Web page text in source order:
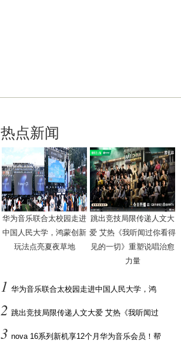
热点新闻
华为音乐联合太校园走进
中国人民大学，鸿蒙创新
玩法点亮夏夜草地
跳出竞技局限传递人文大
爱 艾热《我听闻过你看得
见的一切》重塑说唱治愈
力量
1 华为音乐联合太校园走进中国人民大学，鸿
2 跳出竞技局限传递人文大爱 艾热《我听闻过
3 nova 16系列新机享12个月华为音乐会员！帮